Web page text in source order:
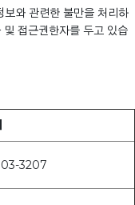
와 관련한 불만을 처리하
접근권한자를 두고 있습
3207